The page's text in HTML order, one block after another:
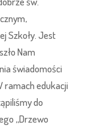
Szkoły. Jest
Nam
świadomości
ramach edukacji
do
,,Drzewo